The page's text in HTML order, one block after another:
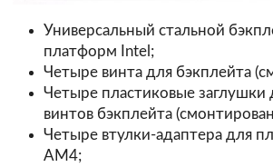
Универсальный стальной
платформ Intel;
Четыре винта для бэкплейта
Четыре пластиковые заглушки
винтов бэкплейта
Четыре втулки-адаптера для
AM4;